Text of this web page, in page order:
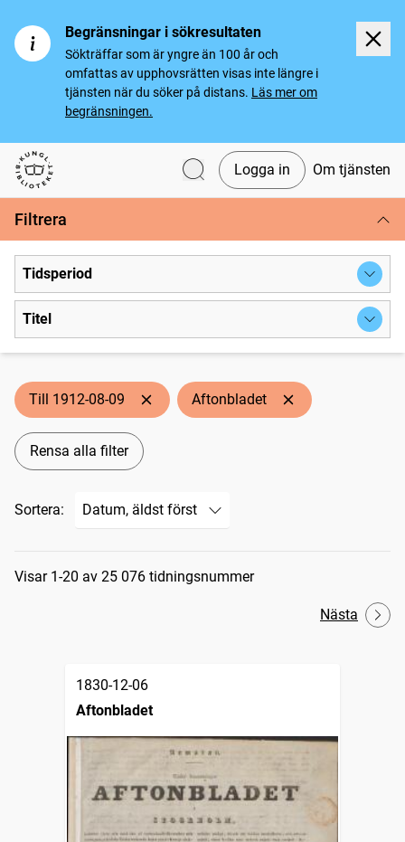
Begränsningar i sökresultaten
Sökträffar som är yngre än 100 år och
omfattas av upphovsrätten visas inte längre i
tjänsten när du söker på distans. Läs mer om
begränsningen.
Svenska tidningar
Logga in Om tjänsten
Filtrera
Tidsperiod
Titel
Till 1912-08-09 Aftonbladet
Rensa alla filter
Sortera:
Sökresultat
Visar 1-20 av 25 076 tidningsnummer
Nästa
1830-12-06
Aftonbladet